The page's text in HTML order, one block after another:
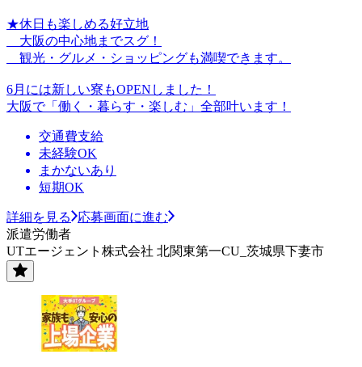
★休日も楽しめる好立地
大阪の中心地までスグ！
観光・グルメ・ショッピングも満喫できます。
6月には新しい寮もOPENしました！
大阪で「働く・暮らす・楽しむ」全部叶います！
交通費支給
未経験OK
まかないあり
短期OK
詳細を見る
応募画面に進む
派遣労働者
UTエージェント株式会社 北関東第一CU_茨城県下妻市